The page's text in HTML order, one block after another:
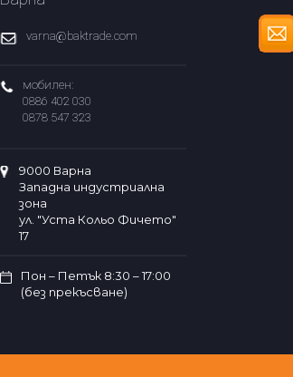
varna@baktrade.com
мобилен:
0886 402 030
0878 547 323
9000 Варна
Западна индустриална
зона
ул. "Уста Кольо Фичето"
17
Пон – Петък 8:30 – 17:00
(без прекъсване)